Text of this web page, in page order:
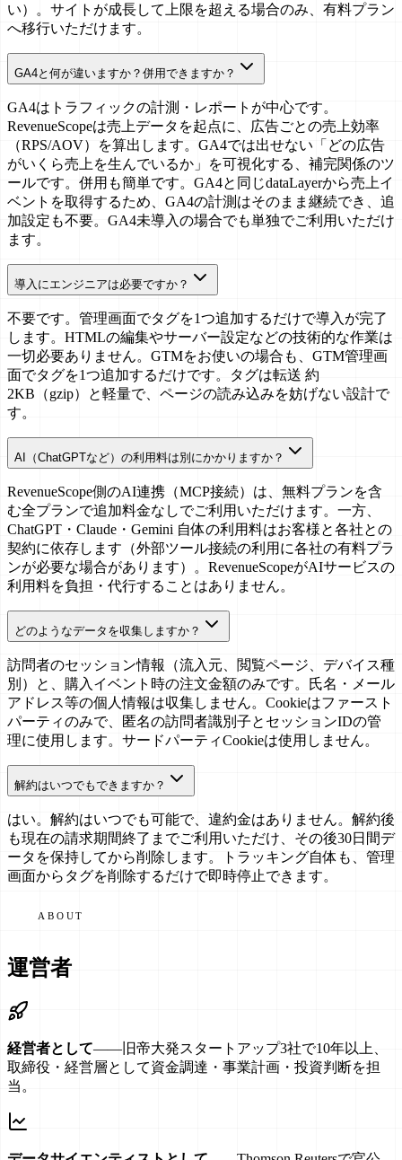
い）。サイトが成長して上限を超える場合のみ、有料プラン
へ移行いただけます。
GA4と何が違いますか？併用できますか？
GA4はトラフィックの計測・レポートが中心です。
RevenueScopeは売上データを起点に、広告ごとの売上効率
（RPS/AOV）を算出します。GA4では出せない「どの広告
がいくら売上を生んでいるか」を可視化する、補完関係のツ
ールです。併用も簡単です。GA4と同じdataLayerから売上イ
ベントを取得するため、GA4の計測はそのまま継続でき、追
加設定も不要。GA4未導入の場合でも単独でご利用いただけ
ます。
導入にエンジニアは必要ですか？
不要です。管理画面でタグを1つ追加するだけで導入が完了
します。HTMLの編集やサーバー設定などの技術的な作業は
一切必要ありません。GTMをお使いの場合も、GTM管理画
面でタグを1つ追加するだけです。タグは転送 約
2KB（gzip）と軽量で、ページの読み込みを妨げない設計で
す。
AI（ChatGPTなど）の利用料は別にかかりますか？
RevenueScope側のAI連携（MCP接続）は、無料プランを含
む全プランで追加料金なしでご利用いただけます。一方、
ChatGPT・Claude・Gemini 自体の利用料はお客様と各社との
契約に依存します（外部ツール接続の利用に各社の有料プラ
ンが必要な場合があります）。RevenueScopeがAIサービスの
利用料を負担・代行することはありません。
どのようなデータを収集しますか？
訪問者のセッション情報（流入元、閲覧ページ、デバイス種
別）と、購入イベント時の注文金額のみです。氏名・メール
アドレス等の個人情報は収集しません。Cookieはファースト
パーティのみで、匿名の訪問者識別子とセッションIDの管
理に使用します。サードパーティCookieは使用しません。
解約はいつでもできますか？
はい。解約はいつでも可能で、違約金はありません。解約後
も現在の請求期間終了までご利用いただけ、その後30日間デ
ータを保持してから削除します。トラッキング自体も、管理
画面からタグを削除するだけで即時停止できます。
ABOUT
運営者
経営者として—— 旧帝大発スタートアップ3社で10年以上、
取締役・経営層として資金調達・事業計画・投資判断を担
当。